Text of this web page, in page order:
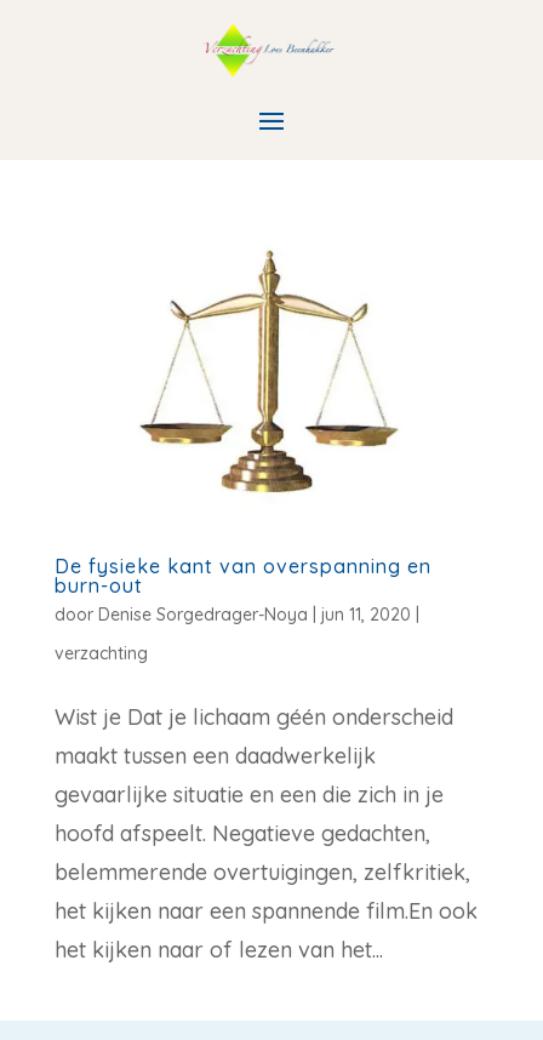
De fysieke kant van overspanning en
burn-out
door Denise Sorgedrager-Noya jun 11, 2020
verzachting
Wist je Dat je lichaam géén onderscheid
maakt tussen een daadwerkelijk
gevaarlijke situatie en een die zich in je
hoofd afspeelt. Negatieve gedachten,
belemmerende overtuigingen, zelfkritiek,
het kijken naar een spannende film.En ook
het kijken naar of lezen van het...